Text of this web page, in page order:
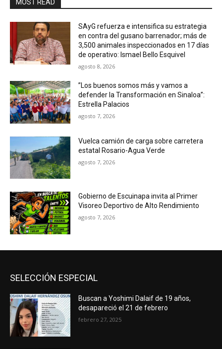
MOST READ
SAyG refuerza e intensifica su estrategia
en contra del gusano barrenador; más de
3,500 animales inspeccionados en 17 días
de operativo: Ismael Bello Esquivel
agosto 8, 2026
”Los buenos somos más y vamos a
defender la Transformación en Sinaloa”:
Estrella Palacios
agosto 7, 2026
Vuelca camión de carga sobre carretera
estatal Rosario-Agua Verde
agosto 7, 2026
Gobierno de Escuinapa invita al Primer
Visoreo Deportivo de Alto Rendimiento
agosto 7, 2026
SELECCIÓN ESPECIAL
Buscan a Yoshimi Dalaif de 19 años,
desapareció el 21 de febrero
febrero 27, 2025